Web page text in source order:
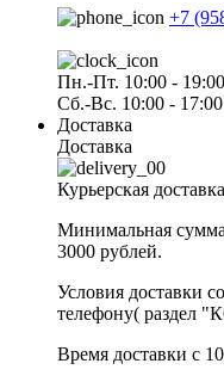
+7
Пн.-Пт. 10:00 - 19:00
Сб.-Вс. 10:00 - 17:00
Доставка
Доставка
Курьерская
Минимальная сумма
3000 рублей.
Условия доставки
телефону(
Время доставки с